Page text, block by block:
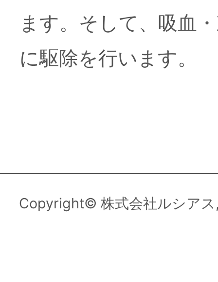
ます。そして、吸血
に駆除を行います。
Copyright© 株式会社ルシア